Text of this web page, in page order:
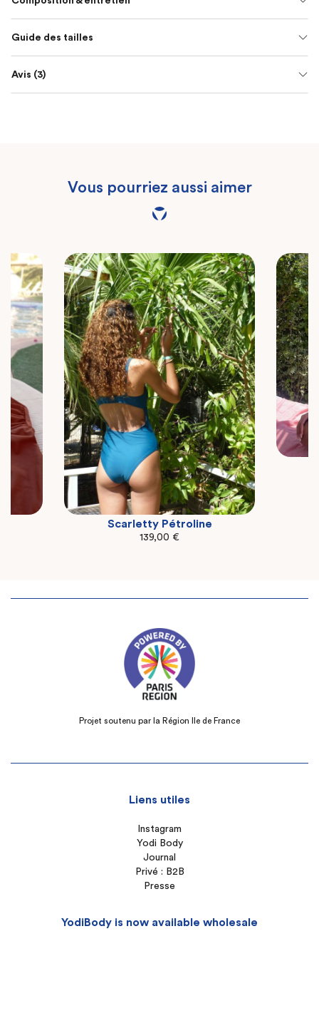
Guide des tailles
Avis (3)
Vous pourriez aussi aimer
S M L
Scarletty Pétroline
139,00 €
Projet soutenu par la Région Ile de France
Liens utiles
Instagram
Yodi Body
Journal
Privé : B2B
Presse
YodiBody is now available wholesale